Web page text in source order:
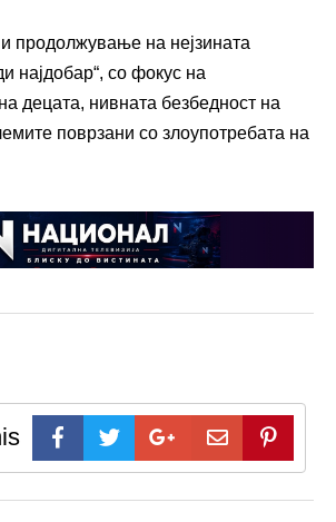
продолжување на нејзината
најдобар“, со фокус на
децата, нивната безбедност на
поврзани со злоупотребата на